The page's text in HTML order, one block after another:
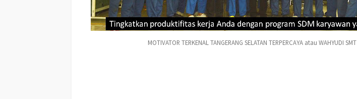
MOTIVATOR TERKENAL TANGERANG SELATAN TERPERCAYA atau WAHYUDI SMT